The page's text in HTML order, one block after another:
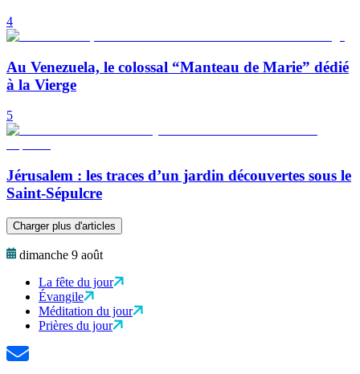
4
Au Venezuela, le colossal “Manteau de Marie” dédié
à la Vierge
5
Jérusalem : les traces d’un jardin découvertes sous le
Saint-Sépulcre
Charger plus d'articles
dimanche 9 août
La fête du jour
Évangile
Méditation du jour
Prières du jour